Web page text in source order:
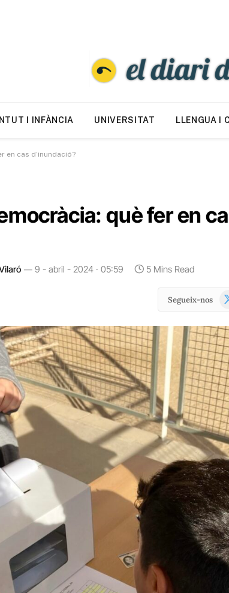
I INFÀNCIA UNIVERSITAT LLENGUA I
en cas d’inundació?
què fer en
9 - abril - 2024 · 05:59 5 Mins Read
Segueix-nos
X